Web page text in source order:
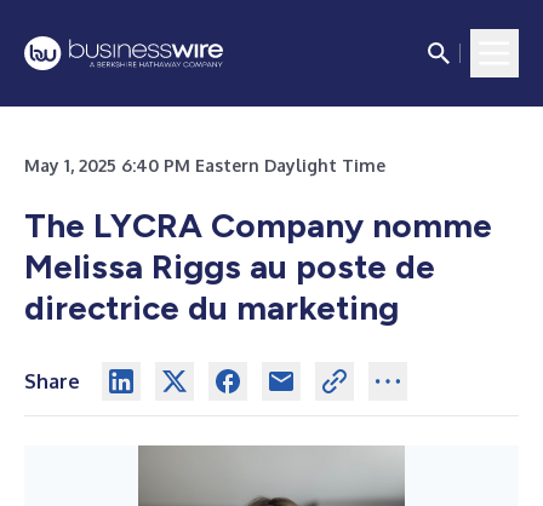
May 1, 2025 6:40 PM Eastern Daylight Time
The LYCRA Company nomme
Melissa Riggs au poste de
directrice du marketing
Share